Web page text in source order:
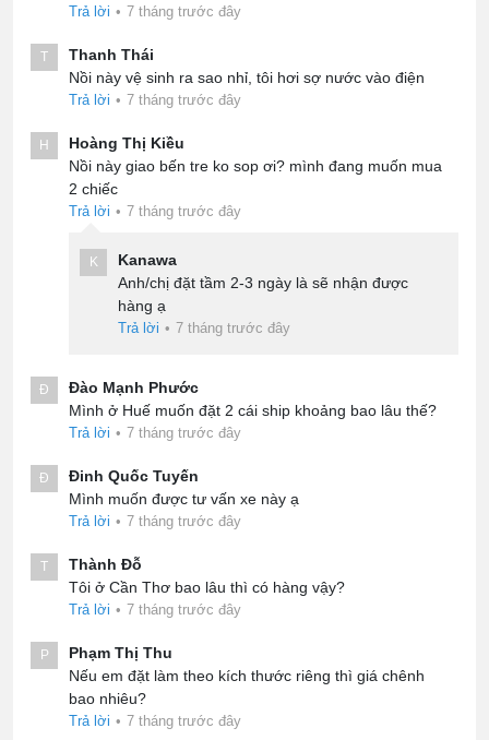
Trả lời • 7 tháng trước đây
T
Thanh Thái
Nồi này vệ sinh ra sao nhỉ, tôi hơi sợ nước vào điện
Trả lời • 7 tháng trước đây
H
Hoàng Thị Kiều
Nồi này giao bến tre ko sop ơi? mình đang muốn mua
2 chiếc
Trả lời • 7 tháng trước đây
K
Kanawa
Anh/chị đặt tầm 2-3 ngày là sẽ nhận được
hàng ạ
Trả lời • 7 tháng trước đây
Đ
Đào Mạnh Phước
Mình ở Huế muốn đặt 2 cái ship khoảng bao lâu thế?
Trả lời • 7 tháng trước đây
Đ
Đinh Quốc Tuyến
Mình muốn được tư vấn xe này ạ
Trả lời • 7 tháng trước đây
T
Thành Đỗ
Tôi ở Cần Thơ bao lâu thì có hàng vậy?
Trả lời • 7 tháng trước đây
P
Phạm Thị Thu
Nếu em đặt làm theo kích thước riêng thì giá chênh
bao nhiêu?
Trả lời • 7 tháng trước đây